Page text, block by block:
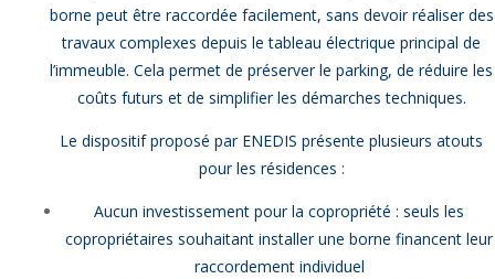
borne peut être raccordée facilement, sans devoir réaliser des
travaux complexes depuis le tableau électrique principal de
l’immeuble. Cela permet de préserver le parking, de réduire les
coûts futurs et de simplifier les démarches techniques.
Le dispositif proposé par ENEDIS présente plusieurs atouts
pour les résidences :
Aucun investissement pour la copropriété : seuls les
copropriétaires souhaitant installer une borne financent leur
raccordement individuel